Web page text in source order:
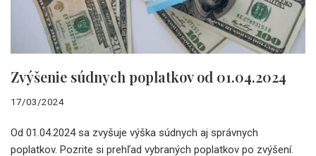
Zvýšenie súdnych poplatkov od 01.04.2024
17/03/2024
Od 01.04.2024 sa zvyšuje výška súdnych aj správnych
poplatkov. Pozrite si prehľad vybraných poplatkov po zvýšení.